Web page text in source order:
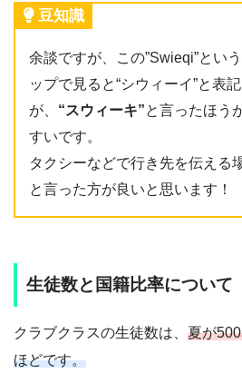
豆知識
余談ですが、この”Swieqi”とい
ップで見ると“シウィーイ”と表
が、 “スウィーキ”と言ったほう
すいです。
タクシーなどで行き先を伝える
と言った方が良いと思います！
生徒数と国籍比率について
クラブクラスの生徒数は、 夏が
ほどです。